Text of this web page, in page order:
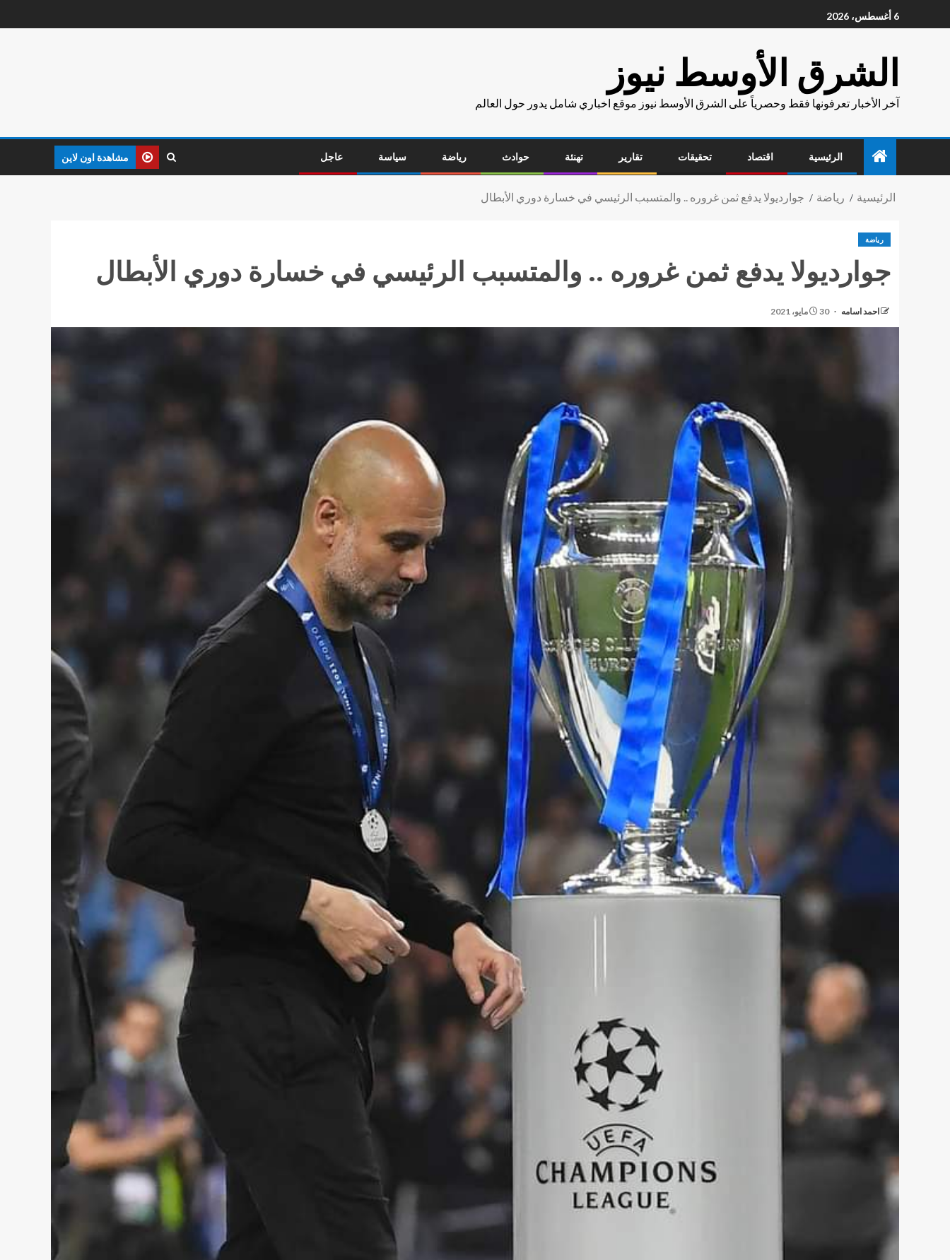
6 أغسطس، 2026
الشرق الأوسط نيوز
آخر الأخبار تعرفونها فقط وحصرياً على الشرق الأوسط نيوز موقع اخباري شامل يدور حول العالم
الرئيسية اقتصاد تحقيقات تقارير تهنئة حوادث رياضة سياسة عاجل مشاهدة اون لاين
الرئيسية رياضة جوارديولا يدفع ثمن غروره .. والمتسبب الرئيسي في خسارة دوري الأبطال
رياضة
جوارديولا يدفع ثمن غروره .. والمتسبب الرئيسي في خسارة دوري الأبطال
احمد اسامه 30 مايو، 2021